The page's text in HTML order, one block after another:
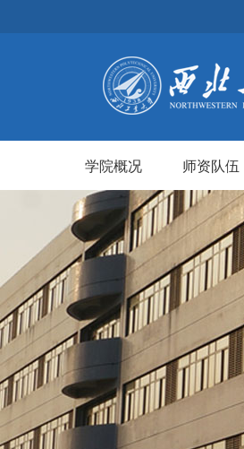
学院概况 师资队伍